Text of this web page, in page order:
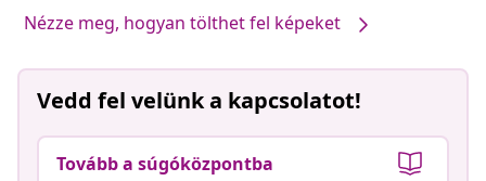
Nézze meg, hogyan tölthet fel képeket
Vedd fel velünk a kapcsolatot!
Tovább a súgóközpontba